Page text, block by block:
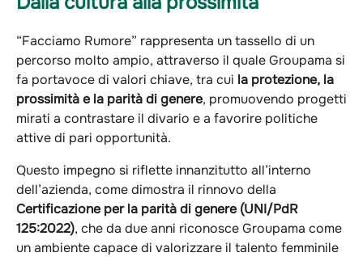
“Facciamo Rumore” rappresenta un tassello di un
percorso molto ampio, attraverso il quale Groupama si
fa portavoce di valori chiave, tra cui la protezione, la
prossimità e la parità di genere, promuovendo progetti
mirati a contrastare il divario e a favorire politiche
attive di pari opportunità.
Questo impegno si riflette innanzitutto all’interno
dell’azienda, come dimostra il rinnovo della
Certificazione per la parità di genere (UNI/PdR
125:2022), che da due anni riconosce Groupama come
un ambiente capace di valorizzare il talento femminile